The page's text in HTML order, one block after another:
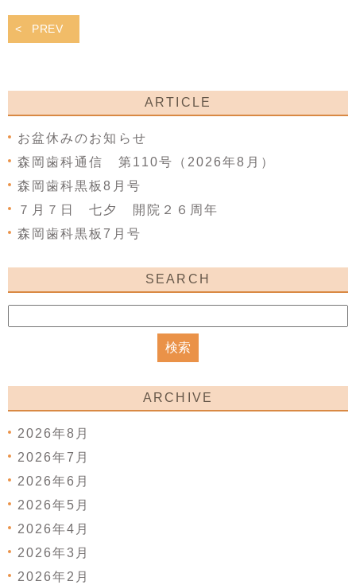
PREV
ARTICLE
お盆休みのお知らせ
森岡歯科通信 第110号（2026年8月）
森岡歯科黒板8月号
７月７日 七夕 開院２６周年
森岡歯科黒板7月号
SEARCH
ARCHIVE
2026年8月
2026年7月
2026年6月
2026年5月
2026年4月
2026年3月
2026年2月